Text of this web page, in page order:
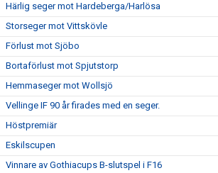
Härlig seger mot Hardeberga/Harlösa
Storseger mot Vittskövle
Förlust mot Sjöbo
Bortaförlust mot Spjutstorp
Hemmaseger mot Wollsjö
Vellinge IF 90 år firades med en seger.
Höstpremiär
Eskilscupen
Vinnare av Gothiacups B-slutspel i F16